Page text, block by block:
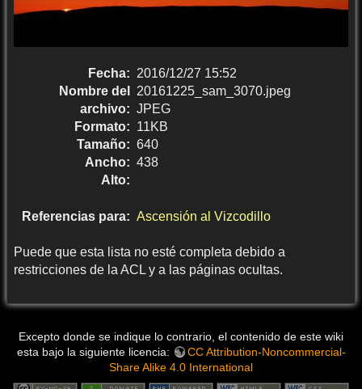
Fecha: 2016/12/27 15:52
Nombre del
archivo:
20161225_sam_3070.jpeg
Formato:
JPEG
Tamaño:
11KB
Ancho:
640
Alto:
438
Referencias para: Ascensión al Vizcodillo
Puede que esta lista no esté completa debido a
restricciones de la ACL y a las páginas ocultas.
Excepto donde se indique lo contrario, el contenido de este wiki
esta bajo la siguiente licencia:
CC Attribution-Noncommercial-
Share Alike 4.0 International